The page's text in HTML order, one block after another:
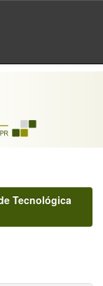
Tecnológica